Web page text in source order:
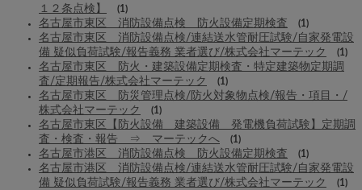
１２条点検】
(1)
名古屋市東区 消防設備点検 防火設備定期検査 (1)
名古屋市東区 消防設備点検/連結送水管耐圧試験/自家発電設
備 疑似負荷試験/報告義務 業者選び/株式会社マーテック
(1)
名古屋市東区 防火・建築設備定期検査・特定建築物定期調
査/定期報告/株式会社マーテック
(1)
名古屋市東区 防災管理点検/防火対象物点検/報告・項目・/
株式会社マーテック
(1)
名古屋市東区【防火設備 建築設備 発電機負荷試験】定期調
査・検査・報告 ⇒ マーテックへ
(1)
名古屋市港区 消防設備点検 防火設備定期検査 (1)
名古屋市港区 消防設備点検/連結送水管耐圧試験/自家発電設
備 疑似負荷試験/報告義務 業者選び/株式会社マーテック
(1)